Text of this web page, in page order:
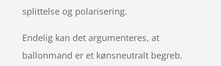
splittelse og polarisering.
Endelig kan det argumenteres, at
ballonmand er et kønsneutralt begreb.